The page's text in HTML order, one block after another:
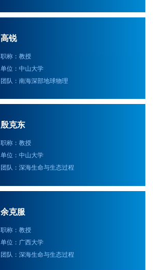
高锐
职称：教授
单位：中山大学
团队：南海深部地球物理
殷克东
职称：教授
单位：中山大学
团队：深海生命与生态过程
余克服
职称：教授
单位：广西大学
团队：深海生命与生态过程